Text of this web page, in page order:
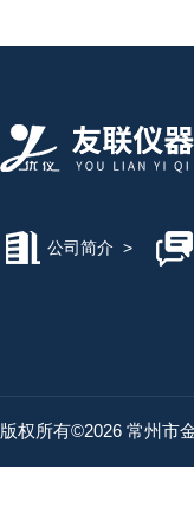
公司简介 >
版权所有©2026 常州市